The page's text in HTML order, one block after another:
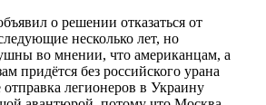
о решении отказаться от
несколько лет, но
во мнении, что американцам, а
придётся без российского урана
отправка легионеров в Украину